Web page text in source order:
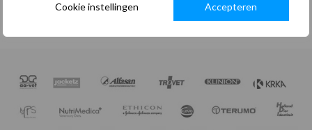
Cookie instellingen Accepteren